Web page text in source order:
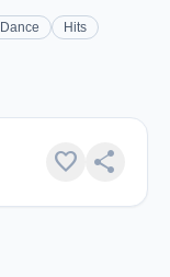
Dance
Hits
favorite share